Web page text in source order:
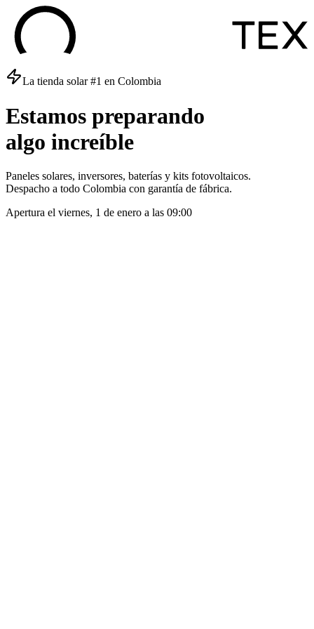
La tienda solar #1 en Colombia
Estamos preparando
algo increíble
Paneles solares, inversores, baterías y kits fotovoltaicos.
Despacho a todo Colombia con garantía de fábrica.
Apertura el viernes, 1 de enero a las 09:00